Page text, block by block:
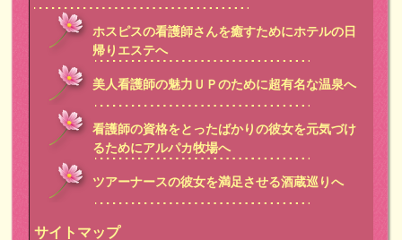
ホスピスの看護師さんを癒すためにホテルの日
帰りエステへ
美人看護師の魅力ＵＰのために超有名な温泉へ
看護師の資格をとったばかりの彼女を元気づけ
るためにアルパカ牧場へ
ツアーナースの彼女を満足させる酒蔵巡りへ
サイトマップ